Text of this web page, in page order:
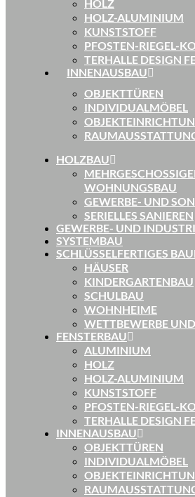
HOLZ
HOLZ-ALUMINIUM
KUNSTSTOFF
PFOSTEN-RIEGEL-
TERHALLE DESIGN
INNENAUSBAU
OBJEKTTÜREN
INDIVIDUALMÖBEL
HOLZBAU
WOHNUNGSBAU
GEWERBE- UND
SERIELLES SANIEREN
GEWERBE- UND
SYSTEMBAU
SCHLÜSSELFERTIGES
HÄUSER
KINDERGARTENBAU
SCHULBAU
WOHNHEIME
WETTBEWERBE
FENSTERBAU
ALUMINIUM
HOLZ
HOLZ-ALUMINIUM
KUNSTSTOFF
PFOSTEN-RIEGEL-
TERHALLE DESIGN
INNENAUSBAU
OBJEKTTÜREN
INDIVIDUALMÖBEL